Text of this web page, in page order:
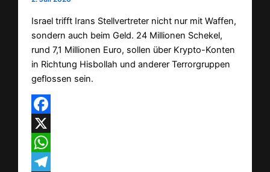
Israel trifft Irans Stellvertreter nicht nur mit Waffen,
sondern auch beim Geld. 24 Millionen Schekel,
rund 7,1 Millionen Euro, sollen über Krypto-Konten
in Richtung Hisbollah und anderer Terrorgruppen
geflossen sein.
Facebook
X
WhatsApp